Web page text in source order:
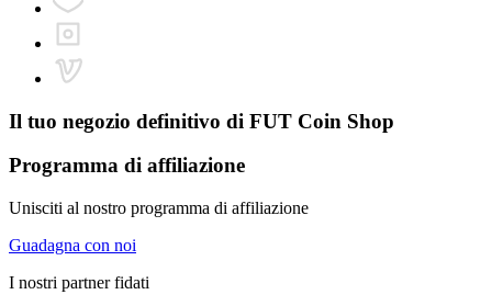
Il tuo negozio definitivo di FUT Coin Shop
Programma di affiliazione
Unisciti al nostro programma di affiliazione
Guadagna con noi
I nostri partner fidati